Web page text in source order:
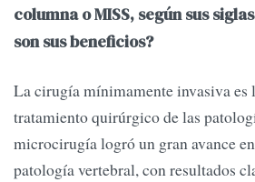
columna o MISS, según sus
son sus beneficios?
La cirugía mínimamente invasiva es
tratamiento quirúrgico de las
microcirugía logró un gran avance
patología vertebral, con resultados